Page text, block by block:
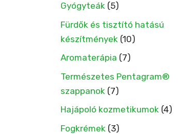
Gyógyteák (5)
Fürdők és tisztító hatású
készítmények (10)
Aromaterápia (7)
Természetes Pentagram®
szappanok (7)
Hajápoló kozmetikumok (4)
Fogkrémek (3)